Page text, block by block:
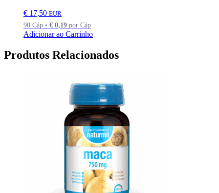
€ 17,50 EUR
90 Cáp • € 0,19 por Cáp
Adicionar ao Carrinho
Produtos Relacionados